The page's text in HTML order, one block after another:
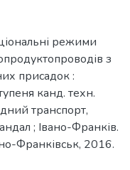
режими
з
присадок :
канд. техн.
транспорт,
; Івано-Франків.
Франківськ, 2016.